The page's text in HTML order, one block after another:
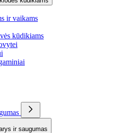
ir vaikams
kūdikiams
ir saugumas